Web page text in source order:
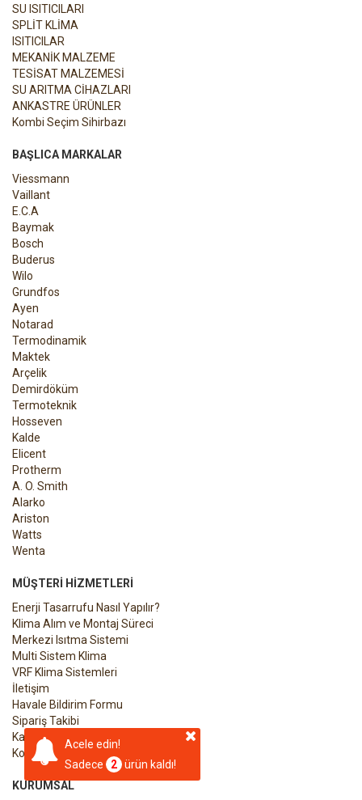
Acele edin!
Sadece
2 ürün kaldı!
SU ISITICILARI
SPLİT KLİMA
ISITICILAR
MEKANİK MALZEME
TESİSAT MALZEMESİ
SU ARITMA CİHAZLARI
ANKASTRE ÜRÜNLER
Kombi Seçim Sihirbazı
BAŞLICA MARKALAR
Viessmann
Vaillant
E.C.A
Baymak
Bosch
Buderus
Wilo
Grundfos
Ayen
Notarad
Termodinamik
Maktek
Arçelik
Demirdöküm
Termoteknik
Hosseven
Kalde
Elicent
Protherm
A. O. Smith
Alarko
Ariston
Watts
Wenta
MÜŞTERI HIZMETLERI
Enerji Tasarrufu Nasıl Yapılır?
Klima Alım ve Montaj Süreci
Merkezi Isıtma Sistemi
Multi Sistem Klima
VRF Klima Sistemleri
İletişim
Havale Bildirim Formu
Sipariş Takibi
Kargo Takibi
Kombiyi Devreye Alma Formu
KURUMSAL